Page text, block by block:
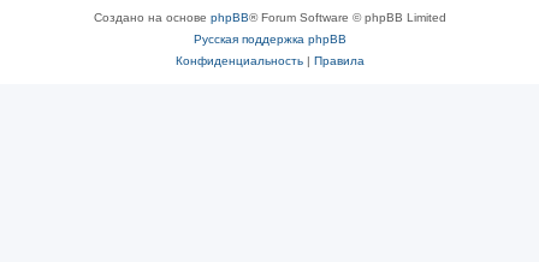
Создано на основе phpBB® Forum Software © phpBB Limited
Русская поддержка phpBB
Конфиденциальность| Правила